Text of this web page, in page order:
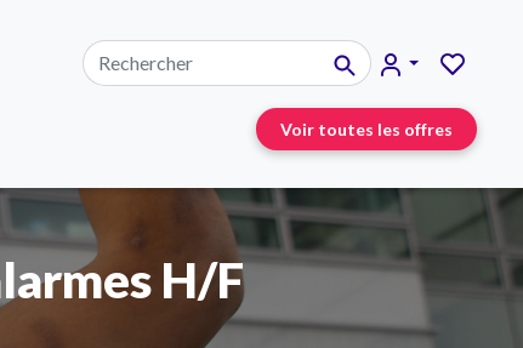
Voir toutes les offres
H/F